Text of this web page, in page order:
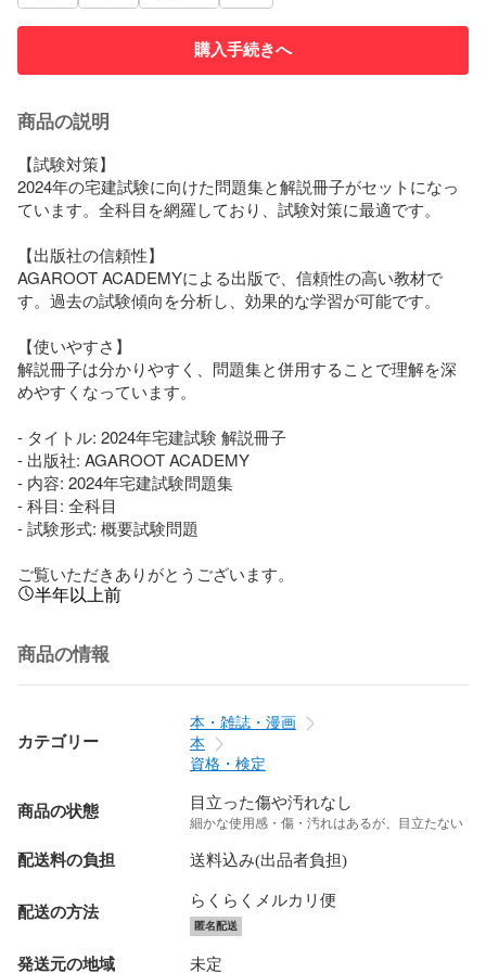
購入手続きへ
商品の説明
【試験対策】
2024年の宅建試験に向けた問題集と解説冊子がセットになっ
ています。全科目を網羅しており、試験対策に最適です。
【出版社の信頼性】
AGAROOT ACADEMYによる出版で、信頼性の高い教材で
す。過去の試験傾向を分析し、効果的な学習が可能です。
【使いやすさ】
解説冊子は分かりやすく、問題集と併用することで理解を深
めやすくなっています。
- タイトル: 2024年宅建試験 解説冊子
- 出版社: AGAROOT ACADEMY
- 内容: 2024年宅建試験問題集
- 科目: 全科目
- 試験形式: 概要試験問題
ご覧いただきありがとうございます。
半年以上前
商品の情報
カテゴリー
本・雑誌・漫画
本
資格・検定
商品の状態 目立った傷や汚れなし
細かな使用感・傷・汚れはあるが、目立たない
配送料の負担 送料込み(出品者負担)
配送の方法
らくらくメルカリ便
匿名配送
発送元の地域 未定